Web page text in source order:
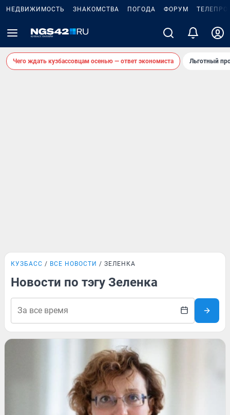
НЕДВИЖИМОСТЬ ЗНАКОМСТВА ПОГОДА ФОРУМ
Чего ждать кузбассовцам осенью — ответ экономиста Льготный
КУЗБАСС ВСЕ НОВОСТИ ЗЕЛЕНКА
Новости по тэгу Зеленка